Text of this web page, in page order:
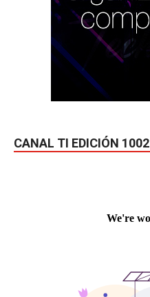
CANAL TI EDICIÓN 1002